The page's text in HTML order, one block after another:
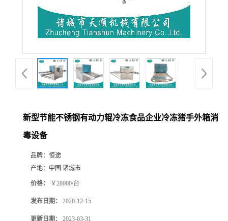
新型节能不锈钢有动力辊冷冻食品企业冷冻猪手外箱消
毒设备
品牌： 恒途
产地： 中国 诸城市
价格： ￥28000/台
发布日期： 2020-12-15
更新日期： 2023-03-31